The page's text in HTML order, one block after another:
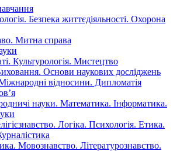
Безпека життєдіяльності. Охорона
Митна справа
Культурологія. Мистецтво
Основи наукових досліджень
відносини. Дипломатія
науки. Математика. Інформатика.
Логіка. Психологія. Етика.
Мовознавство. Літературознавство.